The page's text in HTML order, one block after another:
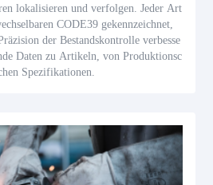
lokalisieren und verfolgen. Jeder Art
CODE39 gekennzeichnet,
der Bestandskontrolle verbesse
Daten zu Artikeln, von Produktionsc
Spezifikationen.